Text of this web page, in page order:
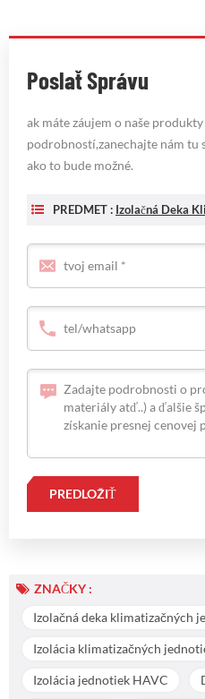
Poslať Správu
ak máte záujem o naše
podrobností,zanechajte nám tu
ako to bude možné.
PREDMET : Izolačná Deka
ZNAČKY :
Izolačná deka klimatizačných
Izolácia klimatizačných
Izolácia jednotiek HAVC